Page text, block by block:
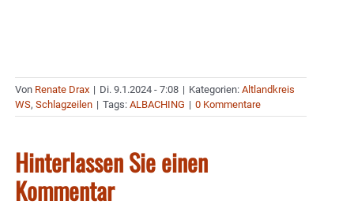
Von Renate Drax | Di. 9.1.2024 - 7:08 | Kategorien: Altlandkreis
WS, Schlagzeilen | Tags: ALBACHING | 0 Kommentare
Hinterlassen Sie einen
Kommentar